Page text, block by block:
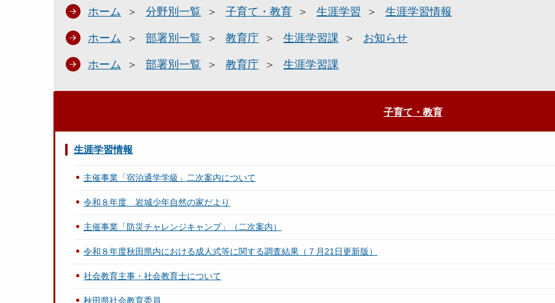
ホーム 分野別一覧 子育て・教育 生涯学習 生涯学習情報
ホーム 部署別一覧 教育庁 生涯学習課 お知らせ
ホーム 部署別一覧 教育庁 生涯学習課
子育て・教育
生涯学習情報
主催事業「宿泊通学学級」二次案内について
令和８年度 岩城少年自然の家だより
主催事業「防災チャレンジキャンプ」（二次案内）
令和８年度秋田県内における成人式等に関する調査結果（７月21日更新版）
社会教育主事・社会教育士について
秋田県社会教育委員